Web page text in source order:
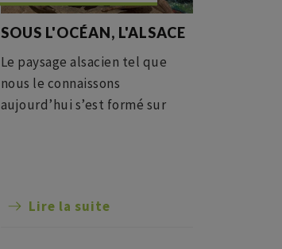
SOUS L'OCÉAN, L'ALSACE
Le paysage alsacien tel que
nous le connaissons
aujourd’hui s’est formé sur
Lire la suite